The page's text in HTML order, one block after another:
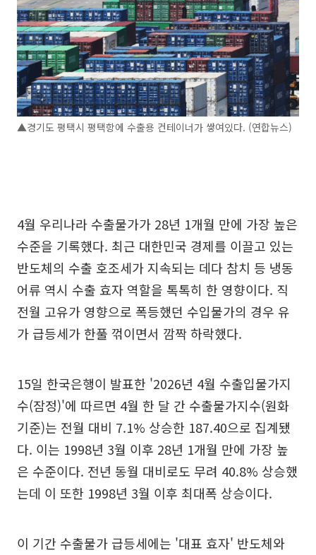
▲경기도 평택시 평택항에 수출용 컨테이너가 쌓여있다. (연합뉴스)
4월 우리나라 수출물가가 28년 1개월 만에 가장 높은
수준을 기록했다. 최근 대한민국 경제를 이끌고 있는
반도체의 수출 호조세가 지속되는 데다 참치 등 냉동
어류 역시 수출 효자 역할을 톡톡히 한 영향이다. 직
전월 고유가 영향으로 폭등했던 수입물가의 경우 유
가 급등세가 한풀 꺾이면서 깜짝 하락했다.
15일 한국은행이 발표한 '2026년 4월 수출입물가지
수(잠정)'에 따르면 4월 한 달 간 수출물가지수(원화
기준)는 전월 대비 7.1% 상승한 187.40으로 집계됐
다. 이는 1998년 3월 이후 28년 1개월 만에 가장 높
은 수준이다. 전년 동월 대비로도 무려 40.8% 상승했
는데 이 또한 1998년 3월 이후 최대폭 상승이다.
이 기간 수출물가 급등세에는 '대표 효자' 반도체와